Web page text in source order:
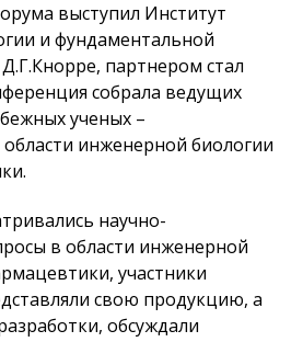
выступил Институт
и фундаментальной
партнером стал
собрала ведущих
ученых –
области инженерной биологии
научно-
в области инженерной
участники
свою продукцию, а
обсуждали